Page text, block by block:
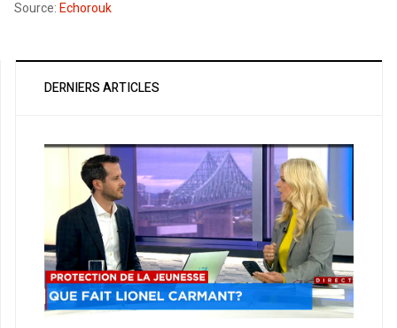
Source:Echorouk
DERNIERS ARTICLES